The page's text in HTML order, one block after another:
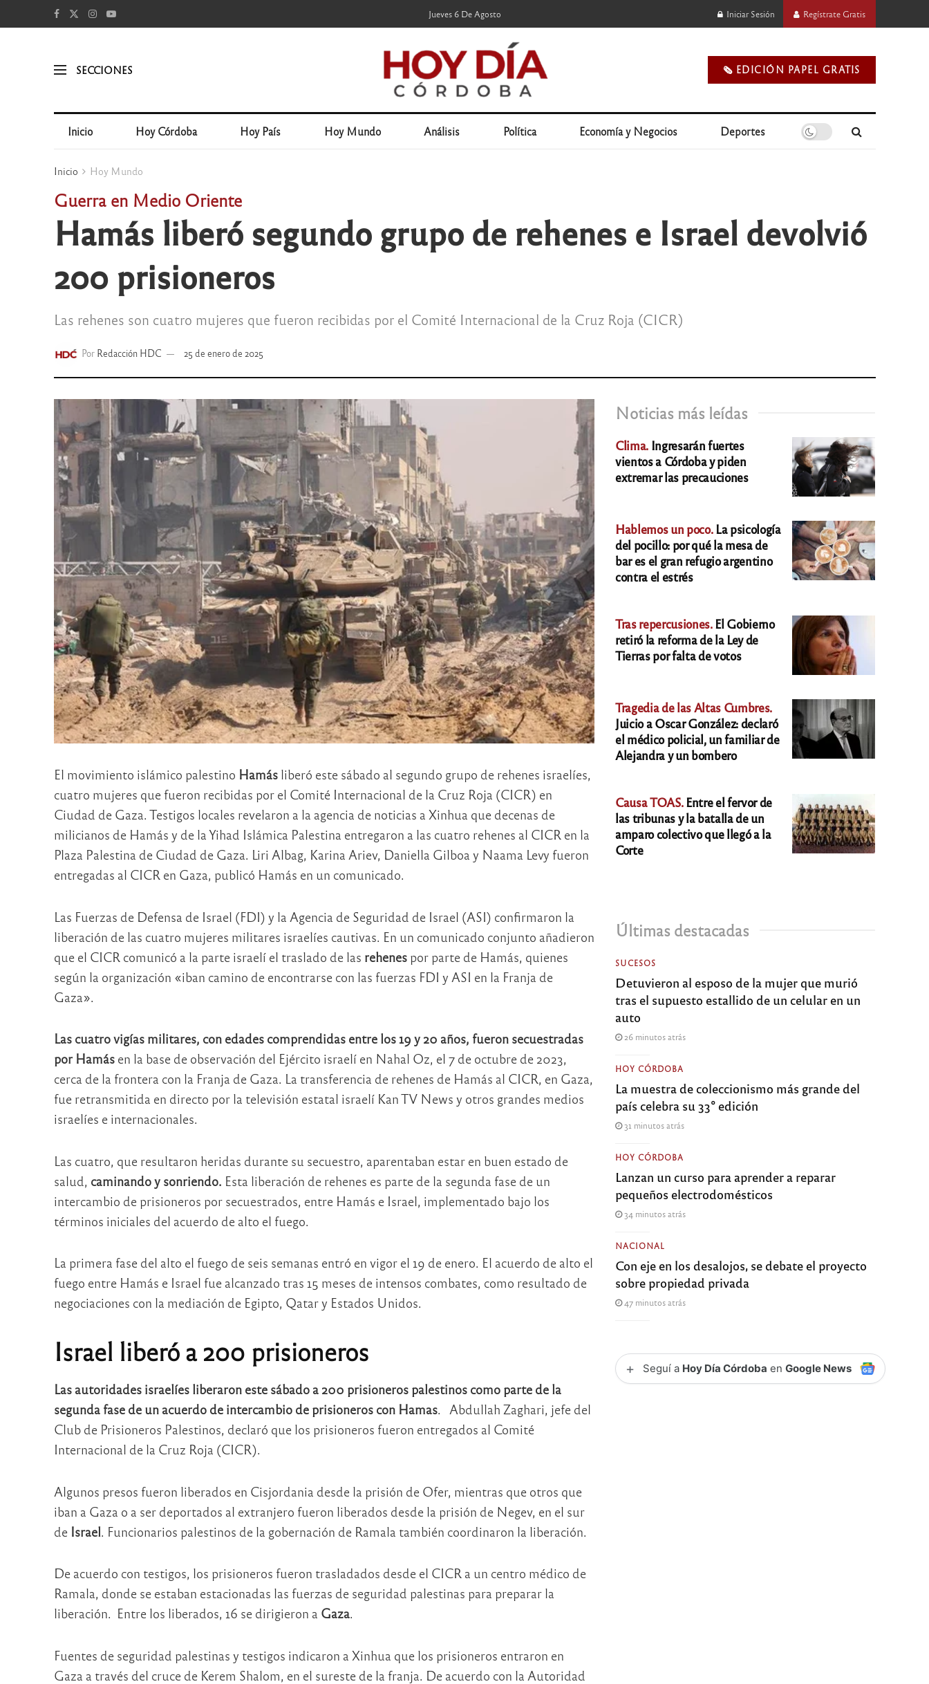
Jueves 6 De Agosto Iniciar Sesión Regístrate Gratis
SECCIONES 🗞️ EDICIÓN PAPEL GRATIS
Inicio Hoy Córdoba Hoy País Hoy Mundo Análisis Política Economía y Negocios Deportes
Inicio Hoy Mundo
Guerra en Medio Oriente
Hamás liberó segundo grupo de rehenes e Israel devolvió
200 prisioneros
Las rehenes son cuatro mujeres que fueron recibidas por el Comité Internacional de la Cruz Roja (CICR)
Por Redacción HDC 25 de enero de 2025
El movimiento islámico palestino Hamásliberó este sábado al segundo grupo de rehenes israelíes,
cuatro mujeres que fueron recibidas por el Comité Internacional de la Cruz Roja (CICR) en
Ciudad de Gaza. Testigos locales revelaron a la agencia de noticias a Xinhua que decenas de
milicianos de Hamás y de la Yihad Islámica Palestina entregaron a las cuatro rehenes al CICR en la
Plaza Palestina de Ciudad de Gaza. Liri Albag, Karina Ariev, Daniella Gilboa y Naama Levy fueron
entregadas al CICR en Gaza, publicó Hamás en un comunicado.
Las Fuerzas de Defensa de Israel (FDI) y la Agencia de Seguridad de Israel (ASI) confirmaron la
liberación de las cuatro mujeres militares israelíes cautivas. En un comunicado conjunto añadieron
que el CICR comunicó a la parte israelí el traslado de las rehenes por parte de Hamás, quienes
según la organización «iban camino de encontrarse con las fuerzas FDI y ASI en la Franja de
Gaza».
Las cuatro vigías militares, con edades comprendidas entre los 19 y 20 años, fueron secuestradas
por Hamás en la base de observación del Ejército israelí en Nahal Oz, el 7 de octubre de 2023,
cerca de la frontera con la Franja de Gaza. La transferencia de rehenes de Hamás al CICR, en Gaza,
fue retransmitida en directo por la televisión estatal israelí Kan TV News y otros grandes medios
israelíes e internacionales.
Las cuatro, que resultaron heridas durante su secuestro, aparentaban estar en buen estado de
salud, caminando y sonriendo. Esta liberación de rehenes es parte de la segunda fase de un
intercambio de prisioneros por secuestrados, entre Hamás e Israel, implementado bajo los
términos iniciales del acuerdo de alto el fuego.
La primera fase del alto el fuego de seis semanas entró en vigor el 19 de enero. El acuerdo de alto el
fuego entre Hamás e Israel fue alcanzado tras 15 meses de intensos combates, como resultado de
negociaciones con la mediación de Egipto, Qatar y Estados Unidos.
Israel liberó a 200 prisioneros
Las autoridades israelíes liberaron este sábado a 200 prisioneros palestinos como parte de la
segunda fase de un acuerdo de intercambio de prisioneros con Hamas. Abdullah Zaghari, jefe del
Club de Prisioneros Palestinos, declaró que los prisioneros fueron entregados al Comité
Internacional de la Cruz Roja (CICR).
Algunos presos fueron liberados en Cisjordania desde la prisión de Ofer, mientras que otros que
iban a Gaza o a ser deportados al extranjero fueron liberados desde la prisión de Negev, en el sur
de Israel. Funcionarios palestinos de la gobernación de Ramala también coordinaron la liberación.
De acuerdo con testigos, los prisioneros fueron trasladados desde el CICR a un centro médico de
Ramala, donde se estaban estacionadas las fuerzas de seguridad palestinas para preparar la
liberación. Entre los liberados, 16 se dirigieron a Gaza.
Fuentes de seguridad palestinas y testigos indicaron a Xinhua que los prisioneros entraron en
Gaza a través del cruce de Kerem Shalom, en el sureste de la franja. De acuerdo con la Autoridad
Noticias más leídas
Clima. Ingresarán fuertes
vientos a Córdoba y piden
extremar las precauciones
Hablemos un poco.La psicología
del pocillo: por qué la mesa de
bar es el gran refugio argentino
contra el estrés
Tras repercusiones.El Gobierno
retiró la reforma de la Ley de
Tierras por falta de votos
Tragedia de las Altas Cumbres.
Juicio a Oscar González: declaró
el médico policial, un familiar de
Alejandra y un bombero
Causa TOAS.Entre el fervor de
las tribunas y la batalla de un
amparo colectivo que llegó a la
Corte
Últimas destacadas
SUCESOS
Detuvieron al esposo de la mujer que murió
tras el supuesto estallido de un celular en un
auto
26 minutos atrás
HOY CÓRDOBA
La muestra de coleccionismo más grande del
país celebra su 33° edición
31 minutos atrás
HOY CÓRDOBA
Lanzan un curso para aprender a reparar
pequeños electrodomésticos
34 minutos atrás
NACIONAL
Con eje en los desalojos, se debate el proyecto
sobre propiedad privada
47 minutos atrás
+ Seguí a Hoy Día Córdoba enGoogle News